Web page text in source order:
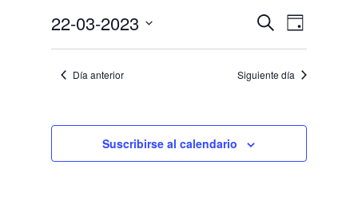
marzo
2023
Navegación
de
búsqueda
y
vistas
Buscar
de
vistas
Evento
Día
22-03-2023
fecha.Día anterior Siguiente día
Suscribirse al calendario